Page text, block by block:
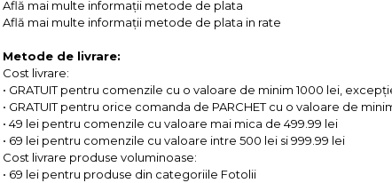
Află mai multe informații metode de plata
Află mai multe informații metode de plata in rate
Metode de livrare:
Cost livrare:
• GRATUIT pentru comenzile cu o valoare de minim 1000 lei,
• GRATUIT pentru orice comanda de PARCHET cu o valoare de
• 49 lei pentru comenzile cu valoare mai mica de 499.99 lei
• 69 lei pentru comenzile cu valoare intre 500 lei si 999.99 lei
Cost livrare produse voluminoase:
• 69 lei pentru produse din categoriile Fotolii